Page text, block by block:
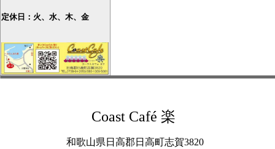
定休日：火、水、木、金
Coast Café 楽
和歌山県日高郡日高町志賀3820